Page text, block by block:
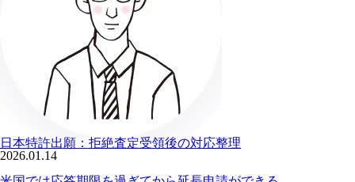
日本特許出願：拒絶査定受領後の対応整理
2026.01.14